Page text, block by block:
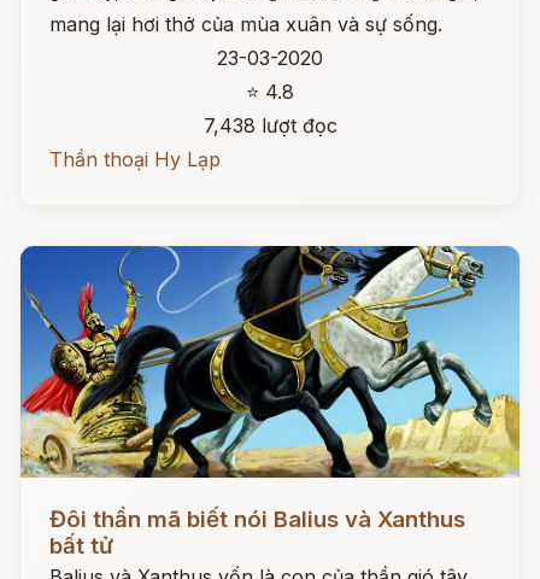
mang lại hơi thở của mùa xuân và sự sống.
23-03-2020
⭐ 4.8
7,438 lượt đọc
Thần thoại Hy Lạp
Đôi thần mã biết nói Balius và Xanthus
bất tử